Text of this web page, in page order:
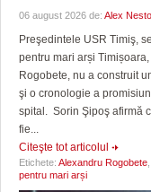
06 august 2026 de: Alex
Preşedintele USR Timiş,
pentru mari arși
Rogobete, nu a construit
şi o cronologie a
spital. Sorin Şipoş afirmă
fie...
Citeşte tot articolul
Etichete: Alexandru Rogobete
pentru mari arși